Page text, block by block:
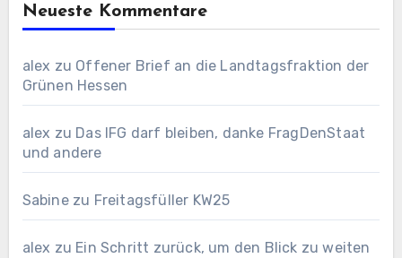
Neueste Kommentare
alex zu Offener Brief an die Landtagsfraktion der
Grünen Hessen
alex zu Das IFG darf bleiben, danke FragDenStaat
und andere
Sabinezu Freitagsfüller KW25
alex zu Ein Schritt zurück, um den Blick zu weiten